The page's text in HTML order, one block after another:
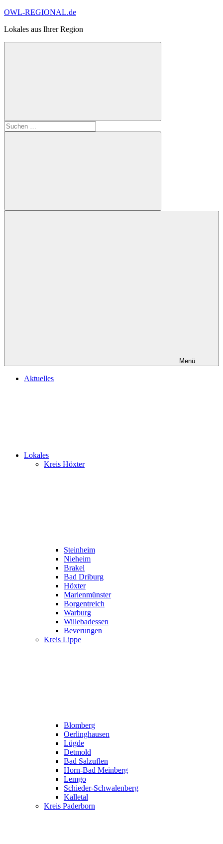
Zum
springen
OWL-REGIONAL.de
Lokales aus Ihrer Region
Suchformular
öffnen
Suchen
nach:
Suchen
Menü
Aktuelles
Lokales
Kreis Höxter
Steinheim
Nieheim
Brakel
Bad Driburg
Höxter
Marienmünster
Borgentreich
Warburg
Willebadessen
Beverungen
Kreis Lippe
Blomberg
Oerlinghausen
Lügde
Detmold
Bad Salzuflen
Horn-Bad Meinberg
Lemgo
Schieder-Schwalenberg
Kalletal
Kreis Paderborn